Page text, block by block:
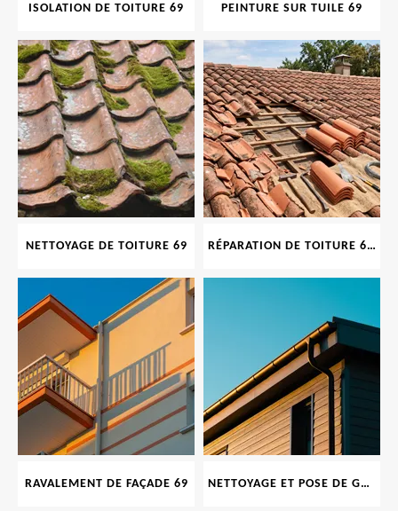
ISOLATION DE TOITURE 69 PEINTURE SUR TUILE 69
NETTOYAGE DE TOITURE 69 RÉPARATION DE TOITURE 69 RHONE, TUILES CASSÉES OU ABIMÉES
RAVALEMENT DE FAÇADE 69 NETTOYAGE ET POSE DE GOUTTIÈRE 69